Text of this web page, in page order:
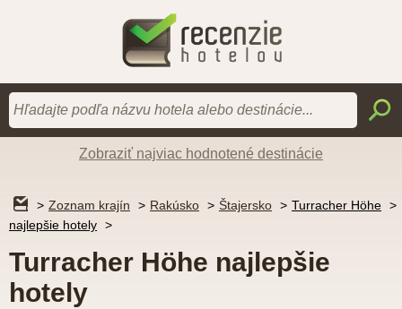
Zobraziť najviac hodnotené destinácie
Zoznam krajín Rakúsko Štajersko
Turracher Höhe
najlepšie hotely
Turracher Höhe najlepšie
hotely